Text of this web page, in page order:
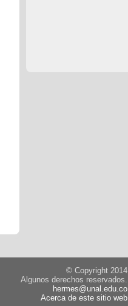
© Copyright 2014
Algunos derechos reservados.
hermes@unal.edu.co
Acerca de este sitio web